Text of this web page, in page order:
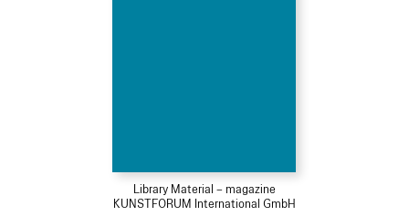
Library Material – magazine
KUNSTFORUM International GmbH